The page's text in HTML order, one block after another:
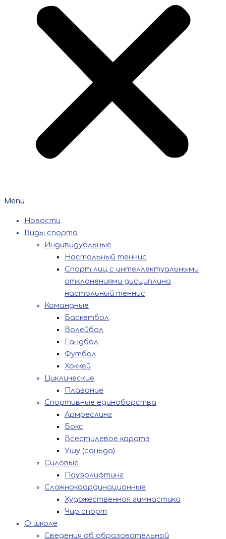
Menu
Новости
Виды спорта
Индивидуальные
Настольный теннис
Спорт лиц с интеллектуальными
отклонениями дисциплина
настольный теннис
Командные
Баскетбол
Волейбол
Гандбол
Футбол
Хоккей
Циклические
Плавание
Спортивные единоборства
Армреслинг
Бокс
Всестилевое каратэ
Ушу (саньда)
Силовые
Пауэрлифтинг
Сложнокоординационные
Художественная гимнастика
Чир спорт
О школе
Сведения об образовательной